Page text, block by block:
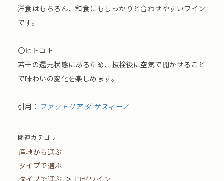
洋食はもちろん、和食にもしっかりと合わせやすいワイン
です。
〇ヒトコト
若干の還元状態にあるため、抜栓後に空気で開かせること
で味わいの変化を楽しめます。
引用： ファットリア ダ サスィーノ
関連カテゴリ
産地から選ぶ
タイプで選ぶ
タイプで選ぶ ＞ ロゼワイン